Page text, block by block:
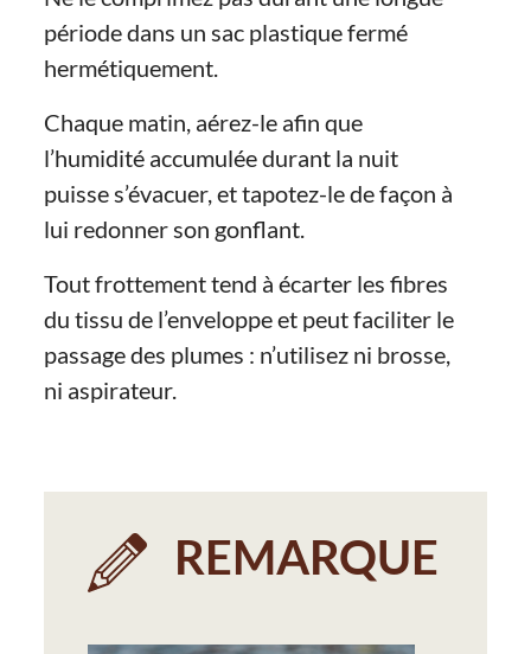
période dans un sac plastique fermé
hermétiquement.
Chaque matin, aérez-le afin que
l’humidité accumulée durant la nuit
puisse s’évacuer, et tapotez-le de façon à
lui redonner son gonflant.
Tout frottement tend à écarter les fibres
du tissu de l’enveloppe et peut faciliter le
passage des plumes : n’utilisez ni brosse,
ni aspirateur.
REMARQUE